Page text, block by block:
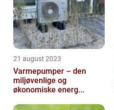
21 august 2023
Varmepumper – den
miljøvenlige og
økonomiske energ...